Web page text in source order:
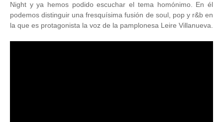
Night y ya hemos podido escuchar el tema homónimo. En él
podemos distinguir una fresquísima fusión de soul, pop y r&b en
la que es protagonista la voz de la pamplonesa Leire Villanueva.